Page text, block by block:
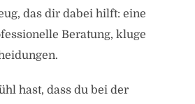
das dir dabei hilft: eine
Beratung, kluge
hast, dass du bei der